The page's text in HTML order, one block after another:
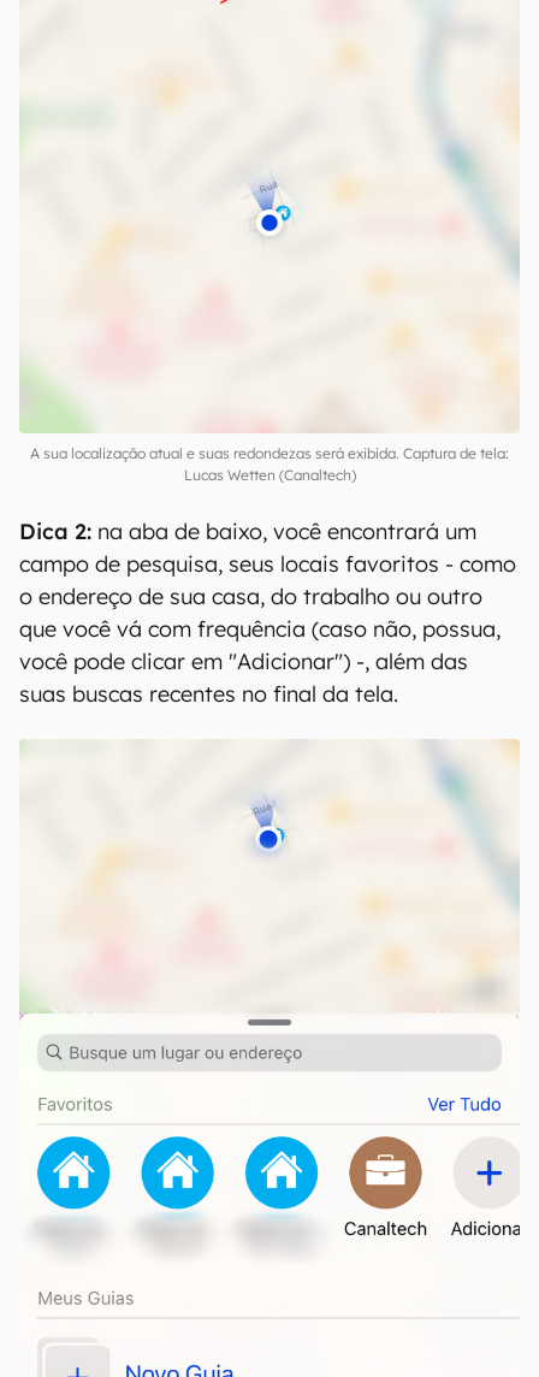
A sua localização atual e suas redondezas será exibida. Captura de tela:
Lucas Wetten (Canaltech)
Dica 2: na aba de baixo, você encontrará um
campo de pesquisa, seus locais favoritos - como
o endereço de sua casa, do trabalho ou outro
que você vá com frequência (caso não, possua,
você pode clicar em "Adicionar") -, além das
suas buscas recentes no final da tela.